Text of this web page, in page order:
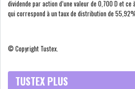
ARCHIVES DES COURS
HISTORIQUE ANALYSES HEBDOMADAIRES
dividende par action d’une valeur de 0,700 D et
qui correspond à un taux de distribution de
© Copyright Tustex.
TUSTEX PLUS